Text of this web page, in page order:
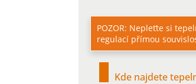
POZOR: Nepleťte si
regulací přímou
Kde najdete